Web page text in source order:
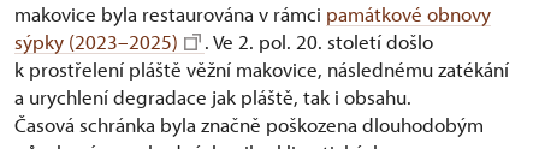
makovice byla restaurována v rámci památkové obnovy
sýpky (2023–2025)
. Ve 2. pol. 20. století došlo
k prostřelení pláště věžní makovice, následnému zatékání
a urychlení degradace jak pláště, tak i obsahu.
Časová schránka byla značně poškozena dlouhodobým